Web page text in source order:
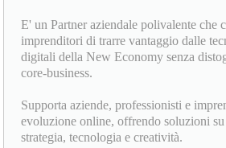
E' un Partner aziendale polivalente che
imprenditori di trarre vantaggio dalle
digitali della New Economy senza
core-business.
Supporta aziende, professionisti e
evoluzione online, offrendo soluzioni
strategia, tecnologia e creatività.